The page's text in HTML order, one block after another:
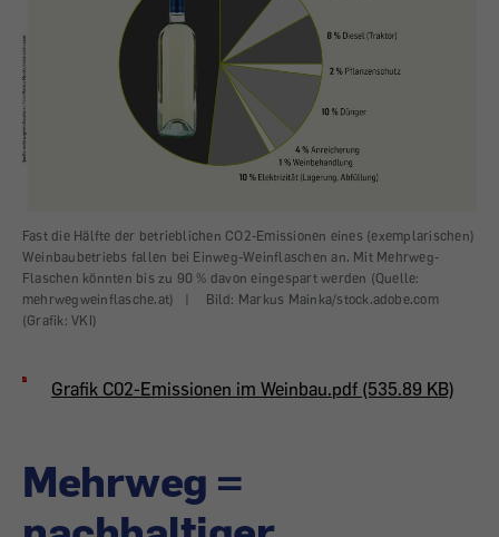
Fast die Hälfte der betrieblichen CO2-Emissionen eines (exemplarischen)
Weinbaubetriebs fallen bei Einweg-Weinflaschen an. Mit Mehrweg-
Flaschen könnten bis zu 90 % davon eingespart werden (Quelle:
mehrwegweinflasche.at)
|
Bild: Markus Mainka/stock.adobe.com
(Grafik: VKI)
Grafik C02-Emissionen im Weinbau.pdf (535.89 KB)
Mehrweg =